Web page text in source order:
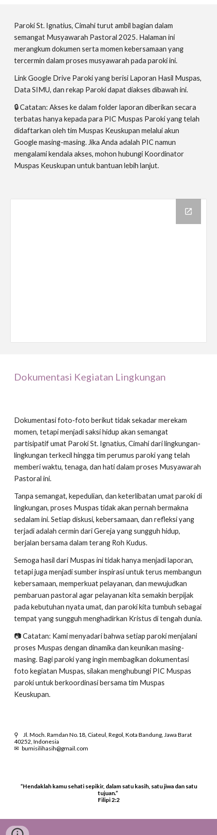
Paroki St. Ignatius, Cimahiturut ambil bagian dalam
semangat Musyawarah Pastoral 2025. Halaman ini
merangkum dokumen serta momen kebersamaan yang
tercermin dalam proses musyawarah pada paroki ini.
Link Google Drive Paroki yang berisi Laporan Hasil Muspas,
Data SIMU, dan rekap Paroki dapat diakses dibawah ini.
🔒 Catatan: Akses ke dalam folder laporan diberikan secara
terbatas hanya kepada para PIC Muspas Paroki yang telah
didaftarkan oleh tim Muspas Keuskupan melalui akun
Google masing-masing. Jika Anda adalah PIC namun
mengalami kendala akses, mohon hubungi Koordinator
Muspas Keuskupan untuk bantuan lebih lanjut.
Dokumentasi Kegiatan Lingkungan
Dokumentasi foto-foto berikut tidak sekadar merekam
momen, tetapi menjadi saksi hidup akan semangat
partisipatif umat Paroki St. Ignatius, Cimahidari lingkungan-
lingkungan terkecil hingga tim perumus paroki yang telah
memberi waktu, tenaga, dan hati dalam proses Musyawarah
Pastoral ini.
Tanpa semangat, kepedulian, dan keterlibatan umat paroki di
lingkungan, proses Muspas tidak akan pernah bermakna
sedalam ini. Setiap diskusi, kebersamaan, dan refleksi yang
terjadi adalah cermin dari Gereja yang sungguh hidup,
berjalan bersama dalam terang Roh Kudus.
Semoga hasil dari Muspas ini tidak hanya menjadi laporan,
tetapi juga menjadi sumber inspirasi untuk terus membangun
kebersamaan, memperkuat pelayanan, dan mewujudkan
pembaruan pastoral agar pelayanan kita semakin berpijak
pada kebutuhan nyata umat, dan paroki kita tumbuh sebagai
tempat yang sungguh menghadirkan Kristus di tengah dunia.
📷 Catatan: Kami menyadari bahwa setiap paroki menjalani
proses Muspas dengan dinamika dan keunikan masing-
masing. Bagi paroki yang ingin membagikan dokumentasi
foto kegiatan Muspas, silakan menghubungi PIC Muspas
paroki untuk berkoordinasi bersama tim Muspas
Keuskupan.
⚲Jl. Moch. Ramdan No.18, Ciateul, Regol, Kota Bandung, Jawa Barat
40252, Indonesia
✉bumisilihasih@gmail.com
“Hendaklah kamu sehati sepikir, dalam satu kasih, satu jiwa dan satu
tujuan.”
Filipi 2:2